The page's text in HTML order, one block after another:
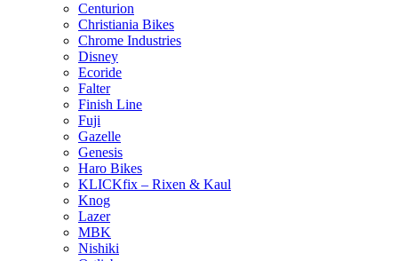
Centurion
Christiania Bikes
Chrome Industries
Disney
Ecoride
Falter
Finish Line
Fuji
Gazelle
Genesis
Haro Bikes
KLICKfix – Rixen & Kaul
Knog
Lazer
MBK
Nishiki